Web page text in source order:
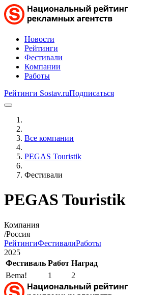
Новости
Рейтинги
Фестивали
Компании
Работы
Рейтинги Sostav.ruПодписаться
Все компании
PEGAS Touristik
Фестивали
PEGAS Touristik
Компания
/Россия
РейтингиФестивалиРаботы
2025
Фестиваль Работ Наград
Bema!
1 2